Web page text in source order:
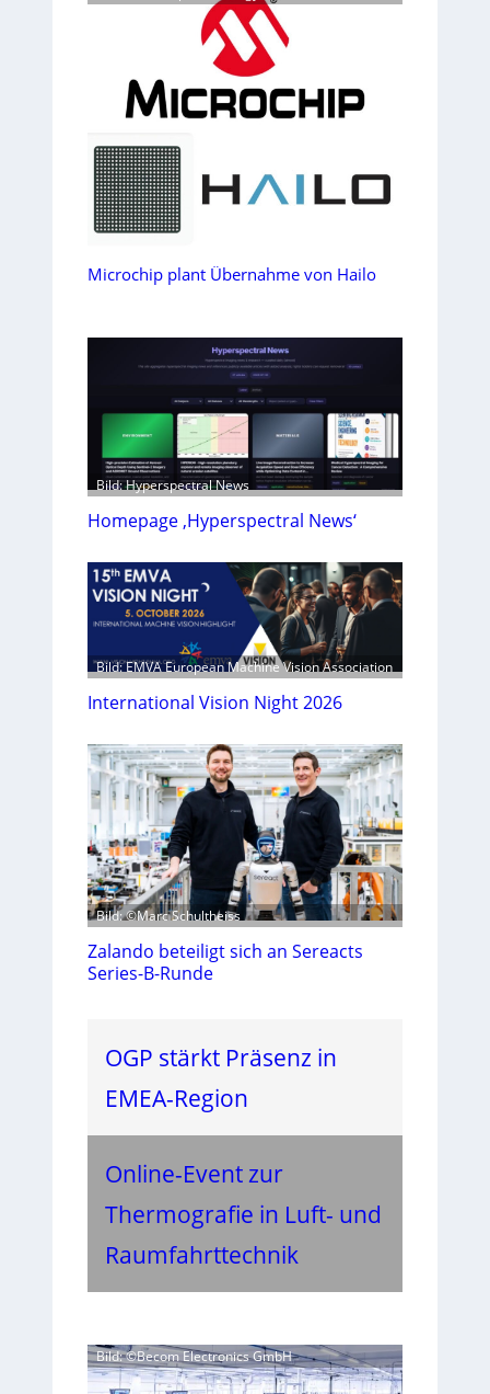
Microchip plant Übernahme von Hailo
Bild: Hyperspectral News
Homepage ‚Hyperspectral News‘
Bild: EMVA European Machine Vision Association
International Vision Night 2026
Bild: ©Marc Schultheiss
Zalando beteiligt sich an Sereacts
Series-B-Runde
OGP stärkt Präsenz in
EMEA-Region
Online-Event zur
Thermografie in Luft- und
Raumfahrttechnik
Bild: ©Becom Electronics GmbH